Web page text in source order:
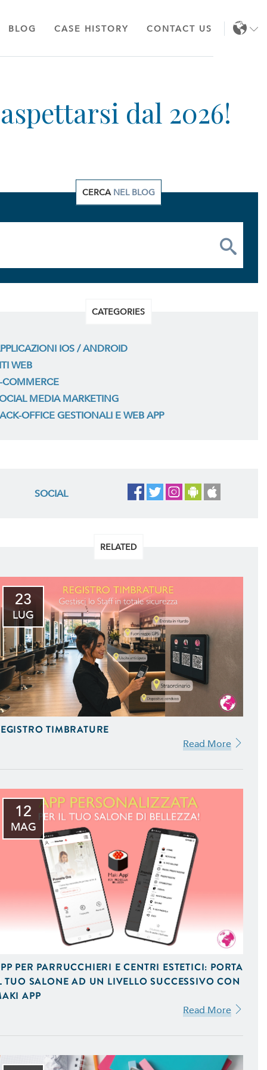
BLOG CASE HISTORY CONTACT US
CERCA NEL BLOG
CATEGORIES
IOS / ANDROID
WEB
COMMERCE
MEDIA MARKETING
OFFICE GESTIONALI E WEB APP
SOCIAL
RELATED
23
LUG
TIMBRATURE
Read More
12
MAG
PER PARRUCCHIERI E CENTRI ESTETICI: PORTA
TUO SALONE AD UN LIVELLO SUCCESSIVO CON
APP
Read More
e Android Uniche del